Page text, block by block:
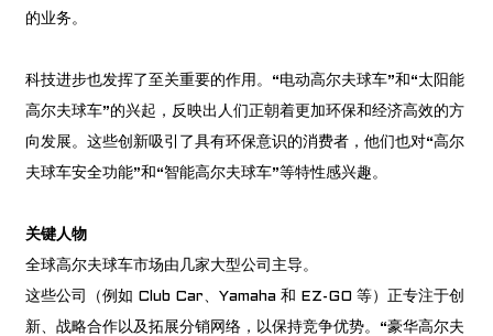
的业务。
科技进步也发挥了至关重要的作用。“电动高尔夫球车”和“太阳能
高尔夫球车”的兴起，反映出人们正朝着更加环保和经济高效的方
向发展。这些创新吸引了具有环保意识的消费者，他们也对“高尔
夫球车安全功能”和“智能高尔夫球车”等特性感兴趣。
关键人物
全球高尔夫球车市场由几家大型公司主导。
这些公司（例如 Club Car、Yamaha 和 EZ-GO 等）正专注于创
新、战略合作以及拓展分销网络，以保持竞争优势。“豪华高尔夫